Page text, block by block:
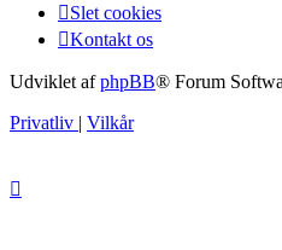
Slet cookies
Kontakt os
Udviklet afphpBB® Forum
Privatliv | Vilkår